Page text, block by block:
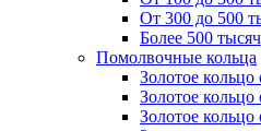
От 300 до 500
Более 500 тысяч
Помолвочные кольца
Золотое
Золотое
Золотое